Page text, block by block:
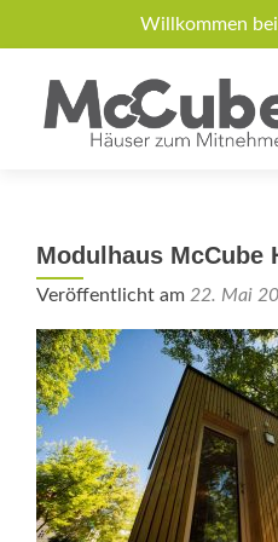
Willkommen
Über McCube Modelle
Modulhaus McCube
Veröffentlicht am 22. Mai